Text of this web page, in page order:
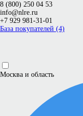
8 (800) 250 04 53
info@nlre.ru
+7 929 981-31-01
База покупателей (4)
Москва и область